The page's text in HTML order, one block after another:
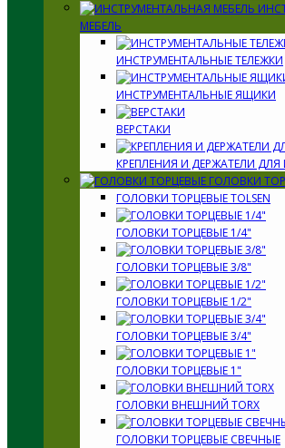
МЕБЕЛЬ
ИНСТРУМЕНТАЛЬНЫЕ ТЕЛЕЖКИ
ИНСТРУМЕНТАЛЬНЫЕ ЯЩИКИ
ВЕРСТАКИ
КРЕПЛЕНИЯ И ДЕРЖАТЕЛИ
ГОЛОВКИ
ГОЛОВКИ ТОРЦЕВЫЕ TOLSEN
ГОЛОВКИ ТОРЦЕВЫЕ 1/4"
ГОЛОВКИ ТОРЦЕВЫЕ 3/8"
ГОЛОВКИ ТОРЦЕВЫЕ 1/2"
ГОЛОВКИ ТОРЦЕВЫЕ 3/4"
ГОЛОВКИ ТОРЦЕВЫЕ 1"
ГОЛОВКИ ВНЕШНИЙ TORX
ГОЛОВКИ ТОРЦЕВЫЕ СВЕЧНЫЕ